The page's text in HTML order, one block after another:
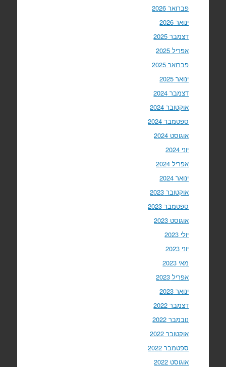
פברואר 2026
ינואר 2026
דצמבר 2025
אפריל 2025
פברואר 2025
ינואר 2025
דצמבר 2024
אוקטובר 2024
ספטמבר 2024
אוגוסט 2024
יוני 2024
אפריל 2024
ינואר 2024
אוקטובר 2023
ספטמבר 2023
אוגוסט 2023
יולי 2023
יוני 2023
מאי 2023
אפריל 2023
ינואר 2023
דצמבר 2022
נובמבר 2022
אוקטובר 2022
ספטמבר 2022
אוגוסט 2022